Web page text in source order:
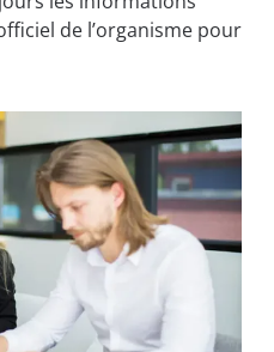
de l’organisme pour